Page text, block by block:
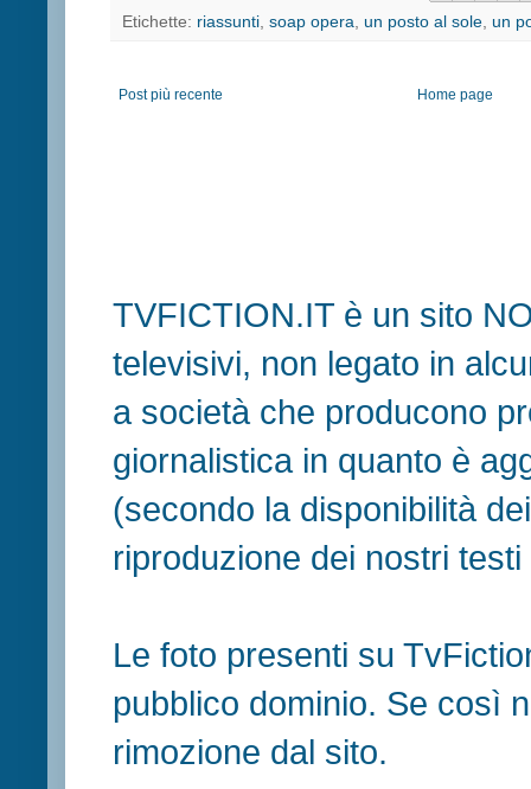
Etichette: riassunti soap opera un posto al sole un
Post più recente Home page
TVFICTION.IT è un sito
televisivi, non legato in
a società che producono
giornalistica in quanto è
(secondo la disponibilità
riproduzione dei nostri
Le foto presenti su
pubblico dominio. Se così
rimozione dal sito.